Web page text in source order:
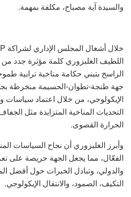
والسيدة آية مصباح، مكلفة بمهمة.
اللطيف الغلبزوري كلمة مؤثرة جدد من
الراسخ بتبني حكامة مناخية ترابية
جهة طنجة-تطوان-الحسيمة منخرطة
الإيكولوجي، من خلال اعتماد سياسات
التحديات المناخية المتزايدة مثل
الحرارة القصوى.
وأبرز الغلبزوري أن نجاح السياسات
الفعّال، مما يجعل الجهة حريصة على
والدولي، وتبادل الخبرات حول أفضل
التكيف، الصمود، والانتقال الإيكولوجي.